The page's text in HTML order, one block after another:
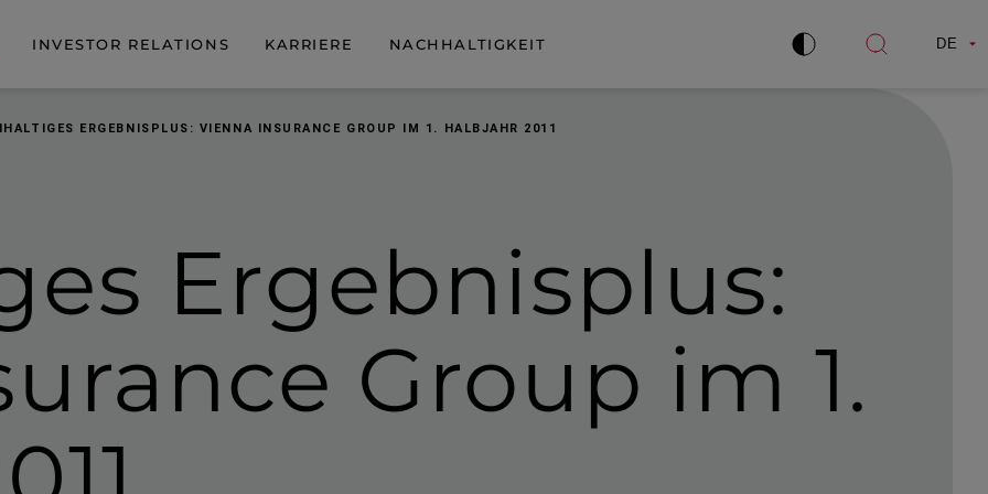
INVESTOR RELATIONS KARRIERE NACHHALTIGKEIT
Kontrast
Suche
DE
ERGEBNISPLUS: VIENNA INSURANCE GROUP IM 1. HALBJAHR 2011
Ergebnisplus:
Group im 1.